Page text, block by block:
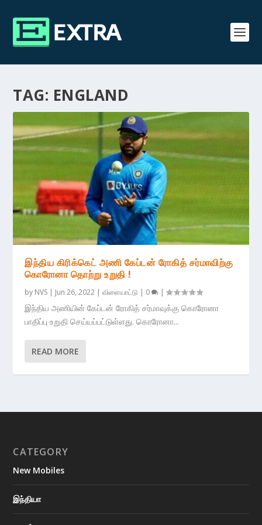
TAG: ENGLAND
இந்திய கிரிக்கெட் அணி கேப்டன் ரோகித் சர்மாவிற்கு
கொரோனா தொற்று உறுதி !
by NVS | Jun 26, 2022 |விளையாட்டு | 0 |
இந்திய அணியின் கேப்டன் ரோகித் சர்மாவுக்கு கொரோனா
பாதிப்பு உறுதி செய்யப்பட்டுள்ளது. கொரோனா...
READ MORE
CATEGORY
New Mobiles
இந்தியா